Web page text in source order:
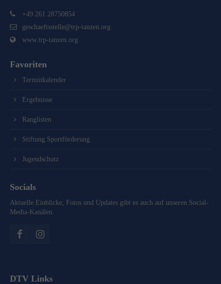
+49 261 28750854
geschaeftsstelle@trp-tanzen.org
www.trp-tanzen.org
Favoriten
Terminkalender
Ergebnisse
Ranglisten
Stiftung Sportförderung
Jugendschutz
Socials
Aktuelle Einblicke, Fotos und Updates gibt es auch auf unseren Social-
Media-Kanälen.
DTV Links